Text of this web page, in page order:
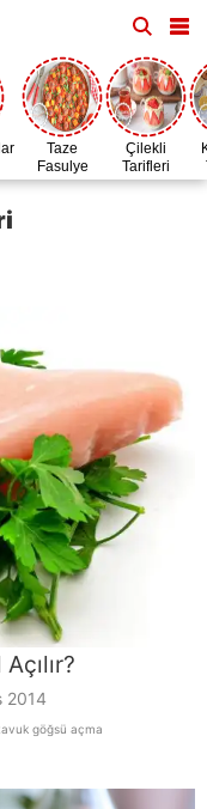
Taze
Fasulye
Zamanı
Çilekli
Tarifleri
2014
göğsü açma